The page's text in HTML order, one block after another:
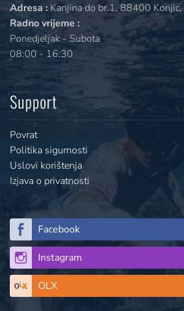
Adresa : Kanjina do br.1, 88400
Radno vrijeme :
Ponedjeljak - Subota
08:00 - 16:30
Support
Povrat
Politika sigurnosti
Uslovi korištenja
Izjava o privatnosti
Facebook
Instagram
OLX